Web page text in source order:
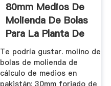
80mm Medios De
Molienda De Bolas
Para La Planta De
Cemento ...
Te podría gustar. molino de
bolas de molienda de
cálculo de medios en
pakistán; 30mm forjado de